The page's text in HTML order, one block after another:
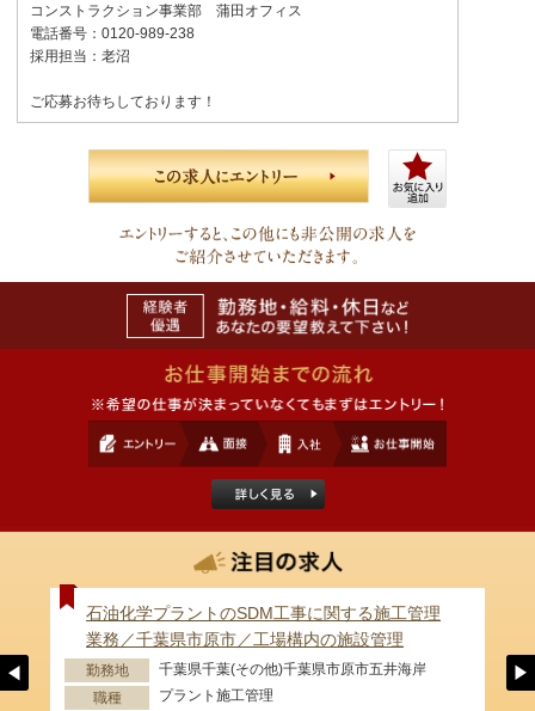
コンストラクション事業部 蒲田オフィス
電話番号：0120-989-238
採用担当：老沼
ご応募お待ちしております！
石油化学プラントのSDM工事に関する施工管理
業務／千葉県市原市／工場構内の施設管理
勤務地
千葉県千葉(その他)千葉県市原市五井海岸
職種
プラント施工管理